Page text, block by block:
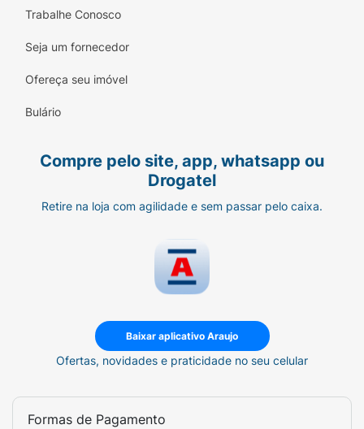
Trabalhe Conosco
Seja um fornecedor
Ofereça seu imóvel
Bulário
Compre pelo site, app, whatsapp ou
Drogatel
Retire na loja com agilidade e sem passar pelo caixa.
Baixar aplicativo Araujo
Ofertas, novidades e praticidade no seu celular
Formas de Pagamento